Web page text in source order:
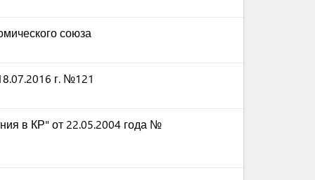
союза
г. №121
в КР" от 22.05.2004 года №